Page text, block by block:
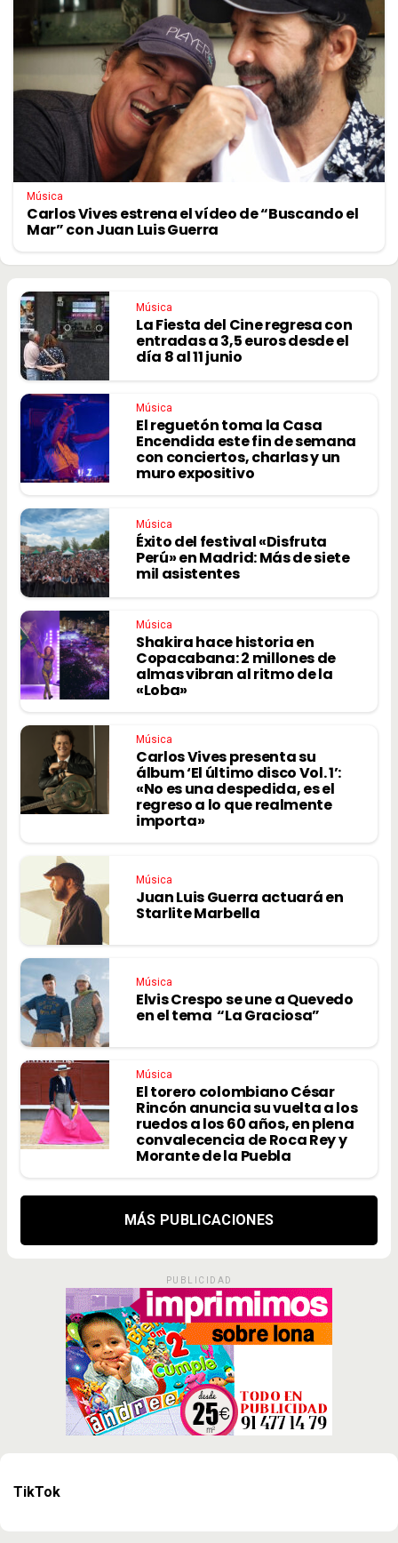
Música
Carlos Vives estrena el vídeo de “Buscando el
Mar” con Juan Luis Guerra
Música
La Fiesta del Cine regresa con
entradas a 3,5 euros desde el
día 8 al 11 junio
Música
El reguetón toma la Casa
Encendida este fin de semana
con conciertos, charlas y un
muro expositivo
Música
Éxito del festival «Disfruta
Perú» en Madrid: Más de siete
mil asistentes
Música
Shakira hace historia en
Copacabana: 2 millones de
almas vibran al ritmo de la
«Loba»
Música
Carlos Vives presenta su
álbum ‘El último disco Vol. 1’:
«No es una despedida, es el
regreso a lo que realmente
importa»
Música
Juan Luis Guerra actuará en
Starlite Marbella
Música
Elvis Crespo se une a Quevedo
en el tema “La Graciosa”
Música
El torero colombiano César
Rincón anuncia su vuelta a los
ruedos a los 60 años, en plena
convalecencia de Roca Rey y
Morante de la Puebla
MÁS PUBLICACIONES
PUBLICIDAD
TikTok